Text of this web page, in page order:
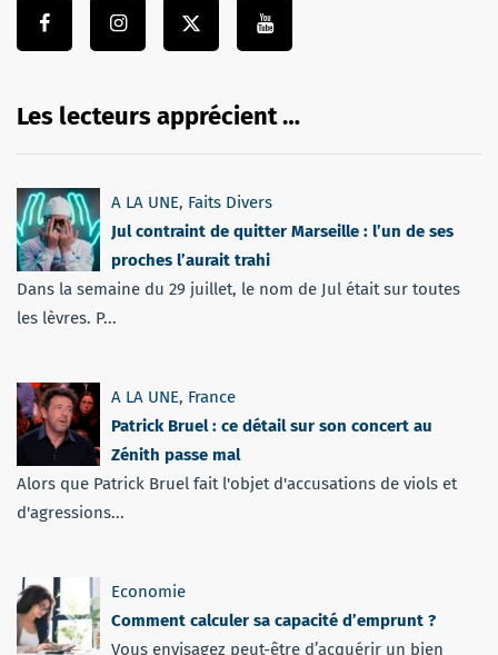
Les lecteurs apprécient …
A LA UNE, Faits Divers
Jul contraint de quitter Marseille : l’un de ses
proches l’aurait trahi
Dans la semaine du 29 juillet, le nom de Jul était sur toutes
les lèvres. P...
A LA UNE, France
Patrick Bruel : ce détail sur son concert au
Zénith passe mal
Alors que Patrick Bruel fait l'objet d'accusations de viols et
d'agressions...
Economie
Comment calculer sa capacité d’emprunt ?
Vous envisagez peut-être d’acquérir un bien